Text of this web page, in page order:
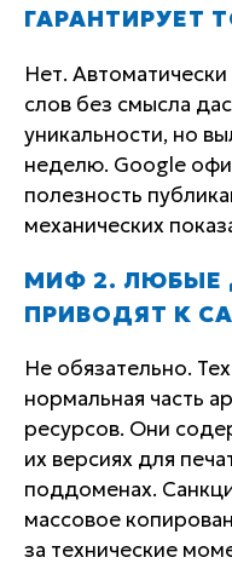
ГАРАНТИРУЕТ
Нет.
слов без смысла
уникальности, но
неделю. Google
полезность
механических
МИФ 2. ЛЮБЫЕ
ПРИВОДЯТ К
Не обязательно.
нормальная часть
ресурсов. Они
их версиях для
поддоменах.
массовое
за технические